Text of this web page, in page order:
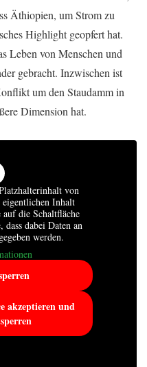
Äthiopien, um Strom zu
Highlight geopfert hat.
Leben von Menschen und
gebracht. Inzwischen ist
um den Staudamm in
Dimension hat.
von
Inhalt
die Schaltfläche
dass dabei Daten an
werden.
akzeptieren und